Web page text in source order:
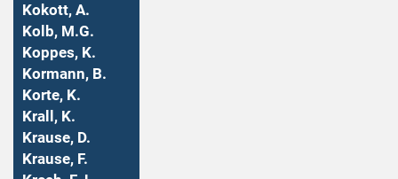
Kokott, A.
Kolb, M.G.
Koppes, K.
Kormann, B.
Korte, K.
Krall, K.
Krause, D.
Krause, F.